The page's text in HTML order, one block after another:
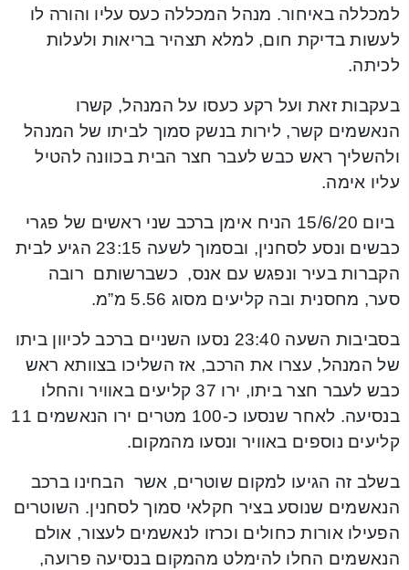
למכללה באיחור. מנהל המכללה כעס עליו והורה לו
לעשות בדיקת חום, למלא תצהיר בריאות ולעלות
לכיתה.
בעקבות זאת ועל רקע כעסו על המנהל, קשרו
הנאשמים קשר, לירות בנשק סמוך לביתו של המנהל
ולהשליך ראש כבש לעבר חצר הבית בכוונה להטיל
עליו אימה.
ביום 15/6/20 הניח אימן ברכב שני ראשים של פגרי
כבשים ונסע לסחנין, ובסמוך לשעה 23:15 הגיע לבית
הקברות בעיר ונפגש עם אנס, כשברשותם רובה
סער, מחסנית ובה קליעים מסוג 5.56 מ”מ.
בסביבות השעה 23:40 נסעו השניים ברכב לכיוון ביתו
של המנהל, עצרו את הרכב, אז השליכו בצוותא ראש
כבש לעבר חצר ביתו, ירו 37 קליעים באוויר והחלו
בנסיעה. לאחר שנסעו כ-100 מטרים ירו הנאשמים 11
קליעים נוספים באוויר ונסעו מהמקום.
בשלב זה הגיעו למקום שוטרים, אשר הבחינו ברכב
הנאשמים שנוסע בציר חקלאי סמוך לסחנין. השוטרים
הפעילו אורות כחולים וכרזו לנאשמים לעצור, אולם
הנאשמים החלו להימלט מהמקום בנסיעה פרועה,